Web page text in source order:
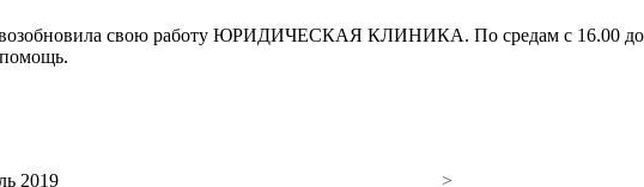
свою работу ЮРИДИЧЕСКАЯ КЛИНИКА. По средам с 16.00 до
2019
>